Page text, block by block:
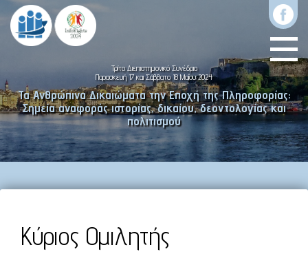
Τρίτο Διεπιστημονικό Συνέδριο
Παρασκευή 17 και Σάββατο 18 Μαΐου 2024
Τα Ανθρώπινα Δικαιώματα την Εποχή της Πληροφορίας:
Σημεία αναφοράς ιστορίας, δικαίου, δεοντολογίας και
πολιτισμού
Κύριος Ομιλητής